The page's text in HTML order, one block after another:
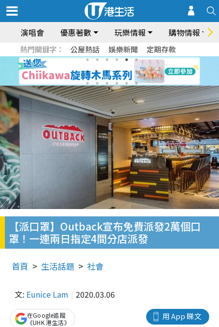
演唱會 優惠著數 玩樂情報 購物情報
熱門關鍵字： 公屋熱話 娛樂新聞 定期存款
【派口罩】Outback宣布免費派發2萬個口
罩！一連兩日指定4間分店派發
首頁 生活話題 社會
文: Eunice Lam 2020.03.06
用 App 睇文
在Google追蹤
《UHK 港生活》